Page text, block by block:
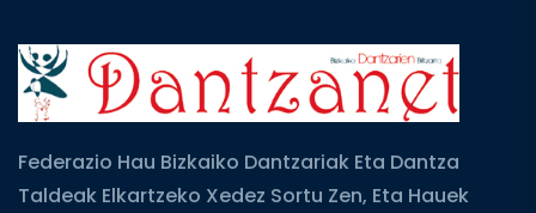
Federazio Hau Bizkaiko Dantzariak Eta Dantza
Taldeak Elkartzeko Xedez Sortu Zen, Eta Hauek